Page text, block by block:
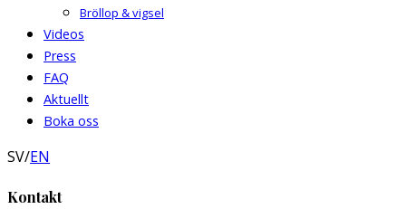
Bröllop & vigsel
Videos
Press
FAQ
Aktuellt
Boka oss
SV/EN
Kontakt